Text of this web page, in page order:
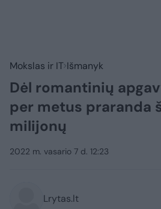
Mokslas ir IT Išmanyk
Dėl romantinių
per metus praranda
milijonų
2022 m. vasario 7 d. 12:23
Lrytas.lt